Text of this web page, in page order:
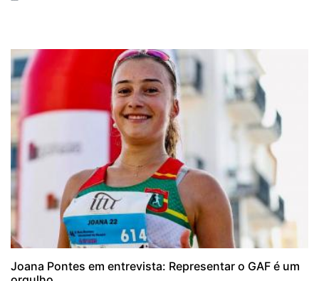
Joana Pontes em entrevista: Representar o GAF é um